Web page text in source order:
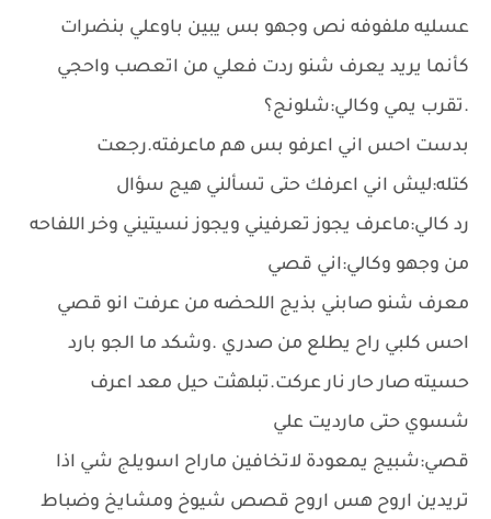
عسليه ملفوفه نص وجهو بس يبين باوعلي بنضرات
كأنما يريد يعرف شنو ردت فعلي من اتعصب واحجي
.تقرب يمي وكالي:شلونج؟
بدست احس اني اعرفو بس هم ماعرفته.رجعت
كتله:ليش اني اعرفك حتى تسألني هيج سؤال
رد كالي:ماعرف يجوز تعرفيني ويجوز نسيتيني وخر اللفاحه
من وجهو وكالي:اني قصي
معرف شنو صابني بذيج اللحضه من عرفت انو قصي
احس كلبي راح يطلع من صدري .وشكد ما الجو بارد
حسيته صار حار نار عركت.تبلهثت حيل معد اعرف
شسوي حتى مارديت علي
قصي:شبيج يمعودة لاتخافين ماراح اسويلج شي اذا
تريدين اروح هس اروح قصص شيوخ ومشايخ وضباط